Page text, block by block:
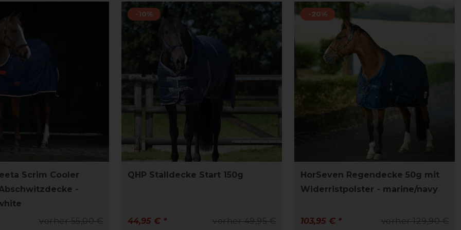
Scrim Cooler
-
vorher 55,00 €
-10%
QHP Stalldecke Start 150g
vorher 49,95 €
44,95 € *
-20%
HorSeven Regendecke 50g mit
Widerristpolster - marine/navy
vorher 129,90 €
103,95 € *